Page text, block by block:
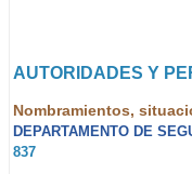
AUTORIDADES Y
Nombramientos,
DEPARTAMENTO DE
837